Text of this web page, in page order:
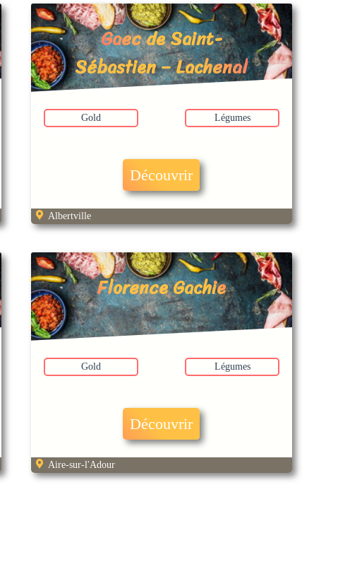
Gaec de Saint-
Sébastien – Lachenal
Gold Légumes
Découvrir
Albertville
Florence Gachie
Gold Légumes
Découvrir
Aire-sur-l'Adour